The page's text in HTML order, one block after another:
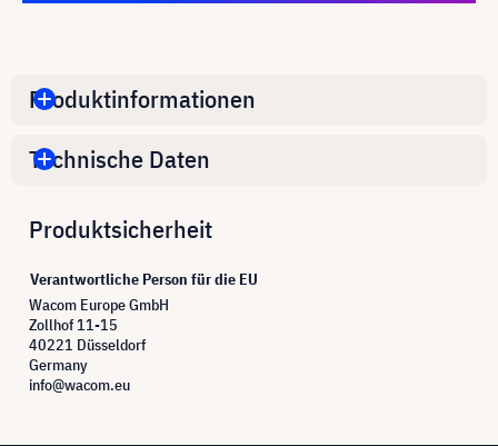
Produktinformationen
Technische Daten
Produktsicherheit
Verantwortliche Person für die EU
Wacom Europe GmbH
Zollhof 11-15
40221 Düsseldorf
Germany
info@wacom.eu